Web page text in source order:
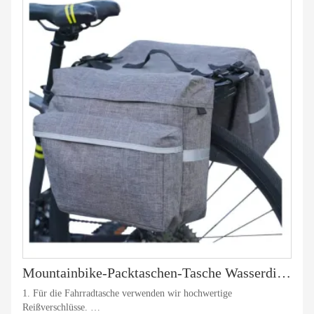
Mountainbike-Packtaschen-Tasche Wasserdichte Fahrrad-Gepäckträgertasche
1. Für die Fahrradtasche verwenden wir hochwertige
Reißverschlüsse.